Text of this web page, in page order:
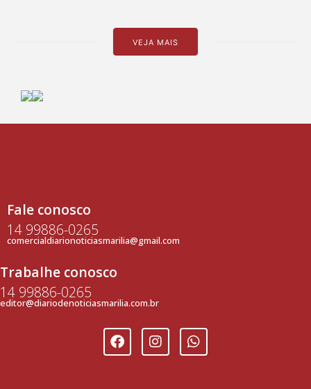
VEJA MAIS
Fale conosco
14 99886-0265
comercialdiarionoticiasmarilia@gmail.com
Trabalhe conosco
14 99886-0265
editor@diariodenoticiasmarilia.com.br